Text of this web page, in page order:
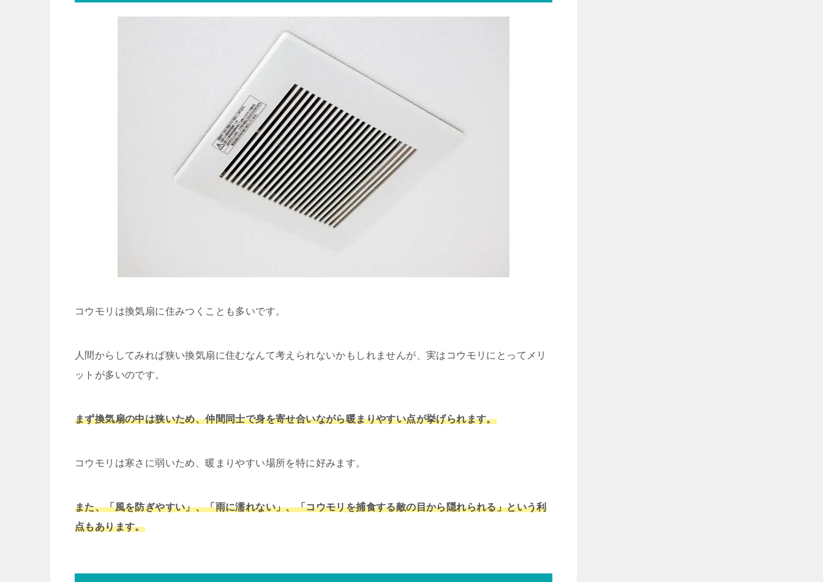
コウモリは換気扇に住みつくことも多いです。
人間からしてみれば狭い換気扇に住むなんて考えられないかもしれませんが、実はコウモリにとってメリ
ットが多いのです。
まず換気扇の中は狭いため、仲間同士で身を寄せ合いながら暖まりやすい点が挙げられます。
コウモリは寒さに弱いため、暖まりやすい場所を特に好みます。
また、「風を防ぎやすい」、「雨に濡れない」、「コウモリを捕食する敵の目から隠れられる」という利
点もあります。